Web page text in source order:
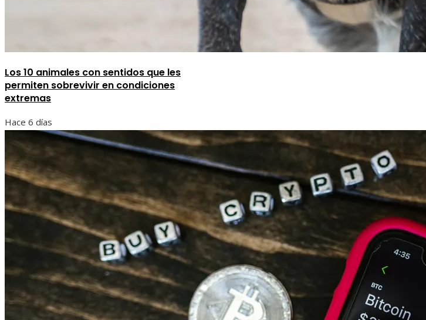
Los 10 animales con sentidos que les
permiten sobrevivir en condiciones
extremas
Hace 6 días